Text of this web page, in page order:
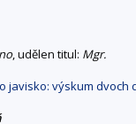
, udělen titul: Mgr.
javisko: výskum dvoch